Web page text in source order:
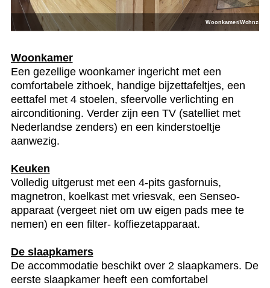
Woonkamer/Wohnzimmer
Woonkamer
Een gezellige woonkamer ingericht met een
comfortabele zithoek, handige bijzettafeltjes, een
eettafel met 4 stoelen, sfeervolle verlichting en
airconditioning. Verder zijn een TV (satelliet met
Nederlandse zenders) en een kinderstoeltje
aanwezig.
Keuken
Volledig uitgerust met een 4-pits gasfornuis,
magnetron, koelkast met vriesvak, een Senseo-
apparaat (vergeet niet om uw eigen pads mee te
nemen) en een filter- koffiezetapparaat.
De slaapkamers
De accommodatie beschikt over 2 slaapkamers. De
eerste slaapkamer heeft een comfortabel